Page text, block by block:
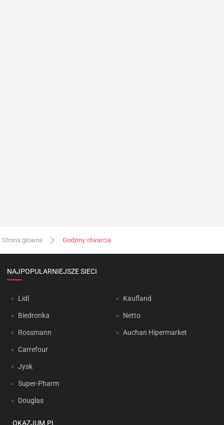
Strona główna Godziny otwarcia
NAJPOPULARNIEJSZE SIECI
Lidl
Biedronka
Rossmann
Carrefour
Jysk
Super-Pharm
Douglas
Kaufland
Netto
Auchan Hipermarket
OKAZJUM.PL